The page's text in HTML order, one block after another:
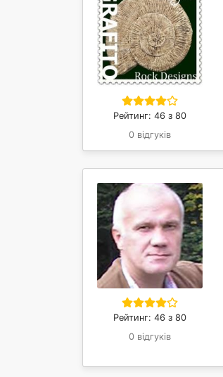
Рейтинг: 46 з 80
0 відгуків
Рейтинг: 46 з 80
0 відгуків